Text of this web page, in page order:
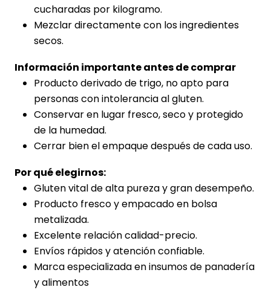
cucharadas por kilogramo.
Mezclar directamente con los ingredientes
secos.
Información importante antes de comprar
Producto derivado de trigo, no apto para
personas con intolerancia al gluten.
Conservar en lugar fresco, seco y protegido
de la humedad.
Cerrar bien el empaque después de cada uso.
Por qué elegirnos:
Gluten vital de alta pureza y gran desempeño.
Producto fresco y empacado en bolsa
metalizada.
Excelente relación calidad-precio.
Envíos rápidos y atención confiable.
Marca especializada en insumos de panadería
y alimentos